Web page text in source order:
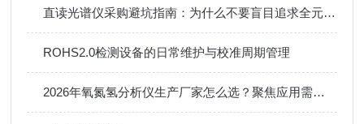
直读光谱仪采购避坑指南：为什么不要盲目追求全元素检测
ROHS2.0检测设备的日常维护与校准周期管理
2026年氧氮氢分析仪生产厂家怎么选？聚焦应用需求与设备稳定性